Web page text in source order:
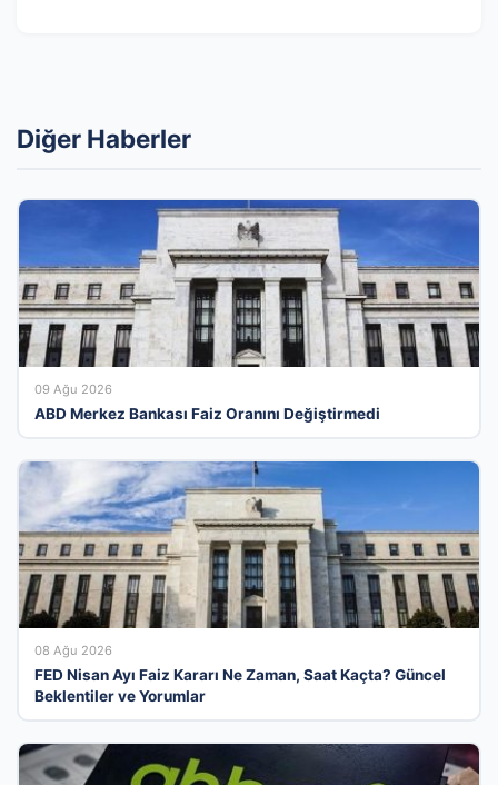
Diğer Haberler
09 Ağu 2026
ABD Merkez Bankası Faiz Oranını Değiştirmedi
08 Ağu 2026
FED Nisan Ayı Faiz Kararı Ne Zaman, Saat Kaçta? Güncel
Beklentiler ve Yorumlar